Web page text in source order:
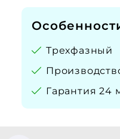
Трехфазный
Гарантия 24